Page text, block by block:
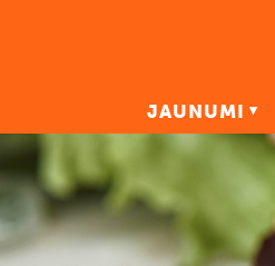
JAUNUMI